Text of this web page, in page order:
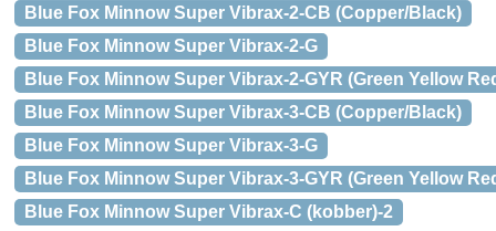
Blue Fox Minnow Super Vibrax-2-CB (Copper/Black)
Blue Fox Minnow Super Vibrax-2-G
Blue Fox Minnow Super Vibrax-2-GYR (Green Yellow
Blue Fox Minnow Super Vibrax-3-CB (Copper/Black)
Blue Fox Minnow Super Vibrax-3-G
Blue Fox Minnow Super Vibrax-3-GYR (Green Yellow
Blue Fox Minnow Super Vibrax-C (kobber)-2